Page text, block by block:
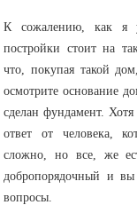
К сожалению, как я
постройки стоит на
что, покупая такой
осмотрите основание
сделан фундамент.
ответ от человека,
сложно, но все, же
добропорядочный и
вопросы.